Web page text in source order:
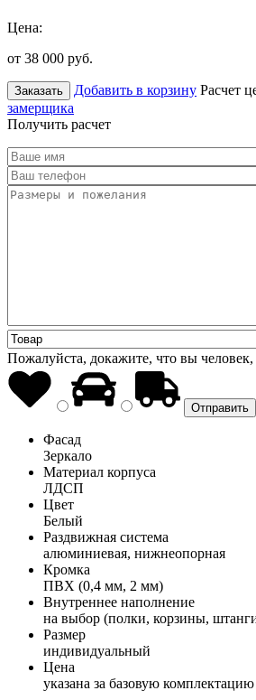
Цена:
от 38 000 руб.
Заказать Добавить в корзину Расчет
замерщика
Получить расчет
Пожалуйста, докажите, что вы
Фасад
Зеркало
Материал корпуса
ЛДСП
Цвет
Белый
Раздвижная система
алюминиевая, нижнеопорная
Кромка
ПВХ (0,4 мм, 2 мм)
Внутреннее наполнение
на выбор (полки, корзины,
Размер
индивидуальный
Цена
указана за базовую комплектацию